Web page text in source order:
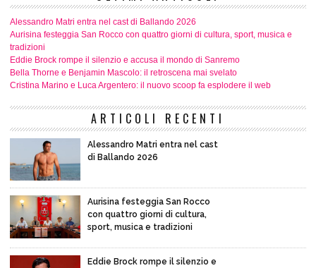
Alessandro Matri entra nel cast di Ballando 2026
Aurisina festeggia San Rocco con quattro giorni di cultura, sport, musica e
tradizioni
Eddie Brock rompe il silenzio e accusa il mondo di Sanremo
Bella Thorne e Benjamin Mascolo: il retroscena mai svelato
Cristina Marino e Luca Argentero: il nuovo scoop fa esplodere il web
ARTICOLI RECENTI
Alessandro Matri entra nel cast
di Ballando 2026
Aurisina festeggia San Rocco
con quattro giorni di cultura,
sport, musica e tradizioni
Eddie Brock rompe il silenzio e